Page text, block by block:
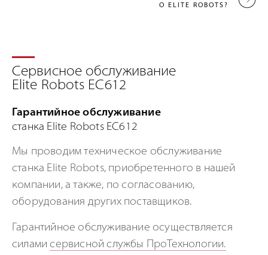
О ELITE ROBOTS?
Сервисное обслуживание
Elite Robots EC612
Гарантийное обслуживание
станка Elite Robots EC612
Мы проводим техническое обслуживание
станка Elite Robots, приобретенного в нашей
компании, а также, по согласованию,
оборудования других поставщиков.
Гарантийное обслуживание осуществляется
силамисервисной службы ПроТехнологии.